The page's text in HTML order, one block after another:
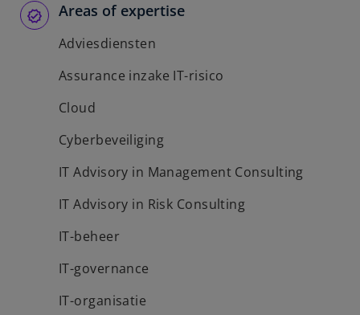
Areas of expertise
Adviesdiensten
Assurance inzake IT-risico
Cloud
Cyberbeveiliging
IT Advisory in Management Consulting
IT Advisory in Risk Consulting
IT-beheer
IT-governance
IT-organisatie